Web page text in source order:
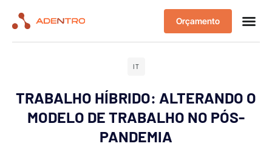
Orçamento
IT
TRABALHO HÍBRIDO: ALTERANDO O
MODELO DE TRABALHO NO PÓS-
PANDEMIA